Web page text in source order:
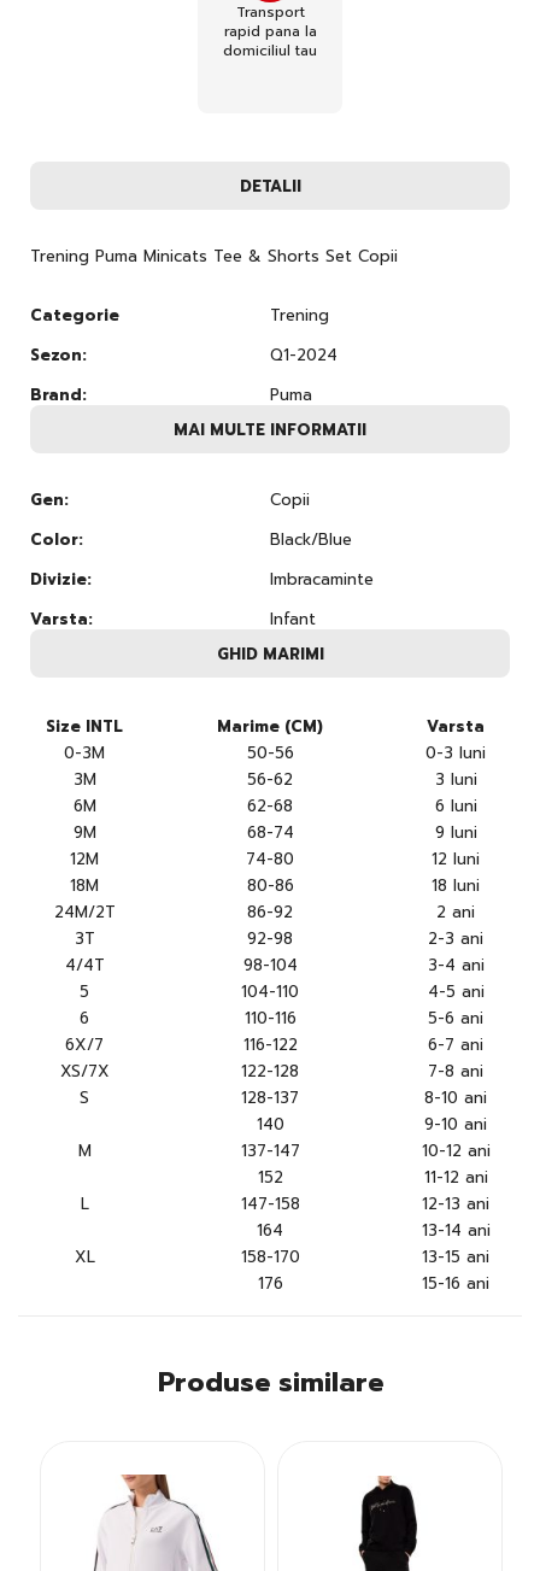
Transport
rapid pana la
domiciliul tau
DETALII
Trening Puma Minicats Tee & Shorts Set Copii
Categorie
Trening
Sezon:
Q1-2024
Brand:
Puma
MAI MULTE INFORMATII
Gen:
Copii
Color:
Black/Blue
Divizie:
Imbracaminte
Varsta:
Infant
GHID MARIMI
Size INTL Marime (CM)
Varsta
0-3M
50-56
0-3 luni
3M
56-62
3 luni
6M
62-68
6 luni
9M
68-74
9 luni
12M
74-80
12 luni
18M
80-86
18 luni
24M/2T
86-92
2 ani
3T
92-98
2-3 ani
4/4T
98-104
3-4 ani
5
104-110
4-5 ani
6
110-116
5-6 ani
6X/7
116-122
6-7 ani
XS/7X
122-128
7-8 ani
S
128-137
8-10 ani
140
9-10 ani
M
137-147
10-12 ani
152
11-12 ani
L
147-158
12-13 ani
164
13-14 ani
XL
158-170
13-15 ani
176
15-16 ani
Produse similare